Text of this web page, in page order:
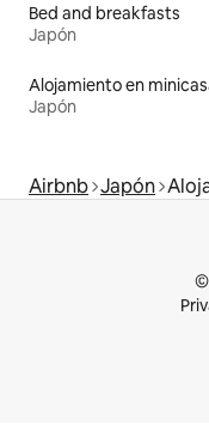
Bed and breakfasts
Japón
Alojamiento en
Japón
Airbnb Japón
©